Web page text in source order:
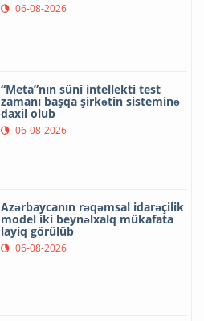
06-08-2026
“Meta”nın süni intellekti test
zamanı başqa şirkətin sisteminə
daxil olub
06-08-2026
Azərbaycanın rəqəmsal idarəçilik
model iki beynəlxalq mükafata
layiq görülüb
06-08-2026